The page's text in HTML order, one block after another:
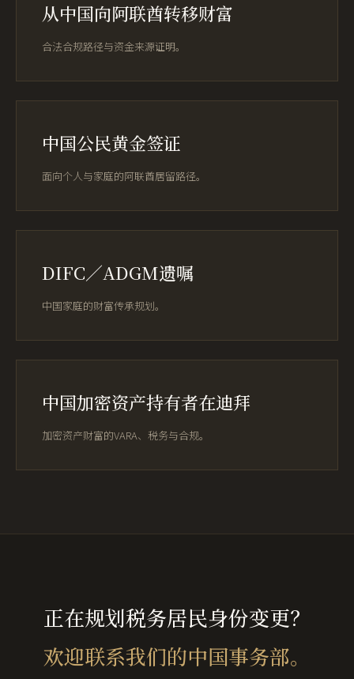
从中国向阿联酋转移财富
合法合规路径与资金来源证明。
中国公民黄金签证
面向个人与家庭的阿联酋居留路径。
DIFC／ADGM遗嘱
中国家庭的财富传承规划。
中国加密资产持有者在迪拜
加密资产财富的VARA、税务与合规。
正在规划税务居民身份变更？
欢迎联系我们的中国事务部。